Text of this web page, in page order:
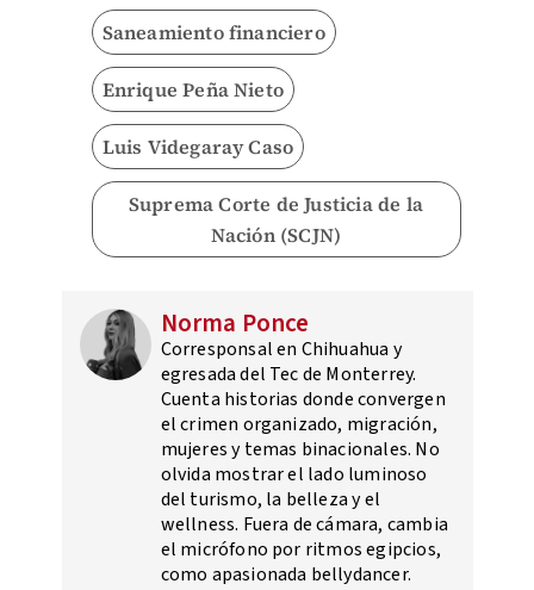
Saneamiento financiero
Enrique Peña Nieto
Luis Videgaray Caso
Suprema Corte de Justicia de la
Nación (SCJN)
Norma Ponce
Corresponsal en Chihuahua y
egresada del Tec de Monterrey.
Cuenta historias donde convergen
el crimen organizado, migración,
mujeres y temas binacionales. No
olvida mostrar el lado luminoso
del turismo, la belleza y el
wellness. Fuera de cámara, cambia
el micrófono por ritmos egipcios,
como apasionada bellydancer.